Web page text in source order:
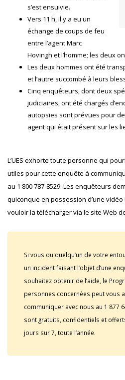
s’est ensuivie.
Vers 11 h, il y a eu un
échange de coups de feu
entre l’agent Marc
Hovingh et l’homme; les deux
Les deux hommes ont été
et l’autre succombé à leurs
Cinq enquêteurs, dont deux
judiciaires, ont été chargés
autopsies sont prévues pour
agent qui était présent sur les
L’UES exhorte toute personne qui
utiles pour cette enquête à
au 1 800 787-8529. Les enquêteurs
quiconque en possession d’une
vouloir la télécharger via le site Web de
Si vous ou quelqu’un de votre
un incident faisant l’objet d’une
souhaitez obtenir de l’aide, le
personnes concernées peut vous
communiquer avec nous au 1 877
sont gratuits, confidentiels et
jours sur 7, toute l’année.